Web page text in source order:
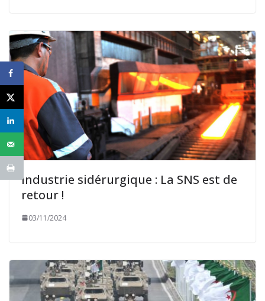
Industrie sidérurgique : La SNS est de
retour !
03/11/2024